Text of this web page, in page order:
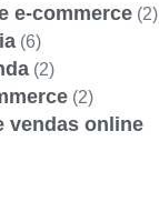
e-commerce(2)
(6)
(2)
(2)
vendas online